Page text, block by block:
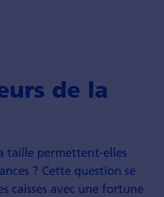
de la
taille permettent-elles
? Cette question se
caisses avec une fortune